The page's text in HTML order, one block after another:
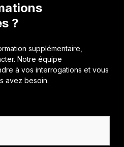
?
supplémentaire,
Notre équipe
à vos interrogations et vous
avez besoin.